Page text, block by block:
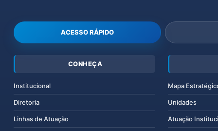
ACESSO RÁPIDO
CONHEÇA
Institucional
Diretoria
Linhas de Atuação
Mapa
Unidades
Atuação